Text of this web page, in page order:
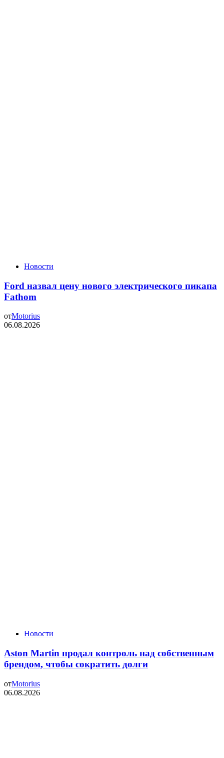
Новости
Ford назвал цену нового электрического пикапа
Fathom
отMotorius
06.08.2026
Новости
Aston Martin продал контроль над собственным
брендом, чтобы сократить долги
отMotorius
06.08.2026